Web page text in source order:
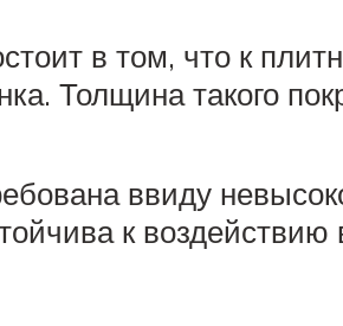
в том, что к
Толщина такого
ввиду
к воздействию